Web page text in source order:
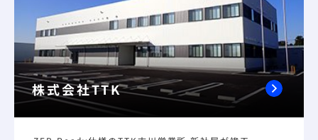
株式会社TTK